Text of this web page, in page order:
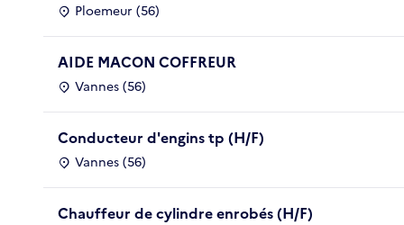
Ploemeur (56)
AIDE MACON COFFREUR
Vannes (56)
Conducteur d'engins tp (H/F)
Vannes (56)
Chauffeur de cylindre enrobés (H/F)